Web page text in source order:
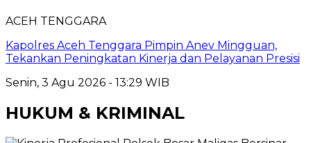
ACEH TENGGARA
Kapolres Aceh Tenggara Pimpin Anev Mingguan,
Tekankan Peningkatan Kinerja dan Pelayanan Presisi
Senin, 3 Agu 2026 - 13:29 WIB
HUKUM & KRIMINAL